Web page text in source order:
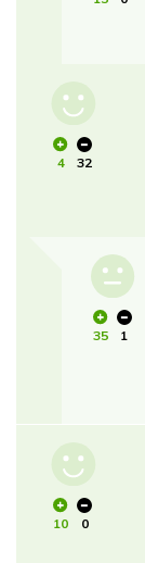
4 32
35 1
10 0